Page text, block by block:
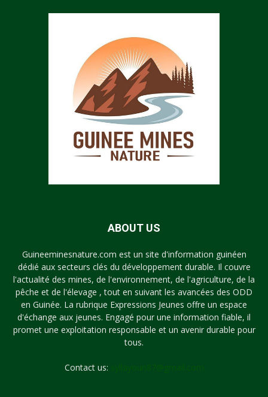
ABOUT US
Guineeminesnature.com est un site d'information guinéen
dédié aux secteurs clés du développement durable. Il couvre
l'actualité des mines, de l'environnement, de l'agriculture, de la
pêche et de l'élevage , tout en suivant les avancées des ODD
en Guinée. La rubrique Expressions Jeunes offre un espace
d'échange aux jeunes. Engagé pour une information fiable, il
promet une exploitation responsable et un avenir durable pour
tous.
Contact us: